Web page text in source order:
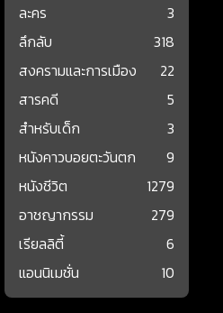
ละคร
3
ลึกลับ
318
สงครามและการเมือง
22
สารคดี
5
สำหรับเด็ก
3
หนังคาวบอยตะวันตก
9
หนังชีวิต
1279
อาชญากรรม
279
เรียลลิตี้
6
แอนนิเมชั่น
10